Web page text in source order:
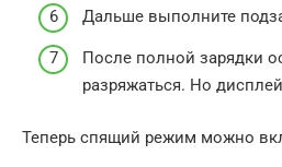
Дальше выполните
После полной зарядки
разряжаться. Но
Теперь спящий режим можно